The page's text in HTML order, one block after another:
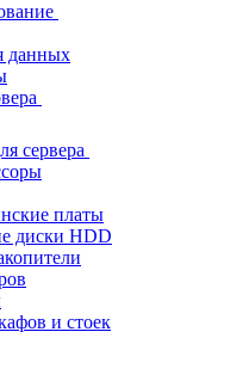
данных
сервера
платы
диски HDD
и стоек